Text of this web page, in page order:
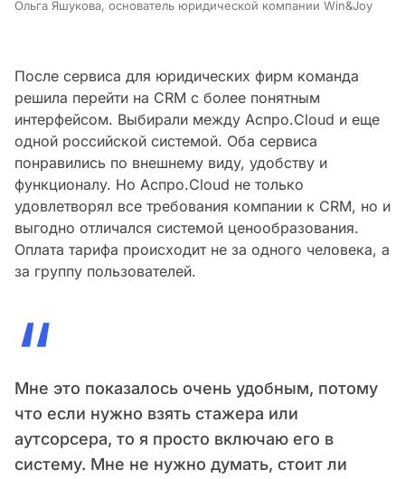
Ольга Яшукова, основатель юридической компании Win&Joy
После сервиса для юридических фирм команда
решила перейти на CRM с более понятным
интерфейсом. Выбирали между Аспро.Cloud и еще
одной российской системой. Оба сервиса
понравились по внешнему виду, удобству и
функционалу. Но Аспро.Cloud не только
удовлетворял все требования компании к CRM, но и
выгодно отличался системой ценообразования.
Оплата тарифа происходит не за одного человека, а
за группу пользователей.
“
Мне это показалось очень удобным, потому
что если нужно взять стажера или
аутсорсера, то я просто включаю его в
систему. Мне не нужно думать, стоит ли